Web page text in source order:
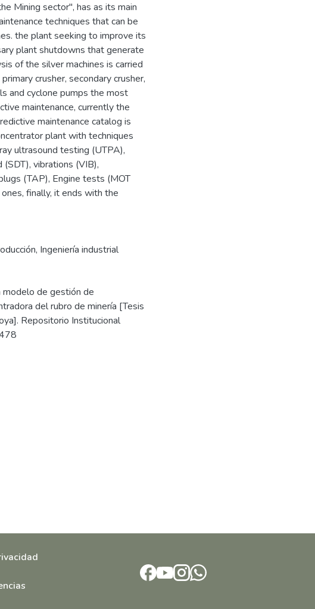
Mining sector", has as its main
techniques that can be
the plant seeking to improve its
plant shutdowns that generate
of the silver machines is carried
crusher, secondary crusher,
and cyclone pumps the most
maintenance, currently the
maintenance catalog is
plant with techniques
ultrasound testing (UTPA),
vibrations (VIB),
(TAP), Engine tests (MOT
finally, it ends with the
, Ingeniería industrial
modelo de gestión de
del rubro de minería [Tesis
Repositorio Institucional